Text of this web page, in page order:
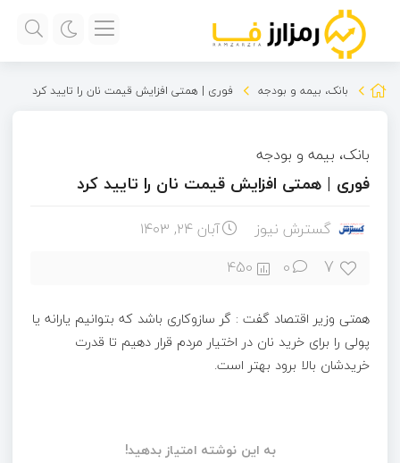
بانک، بیمه و بودجه فوری | همتی افزایش قیمت نان را تایید کرد
بانک، بیمه و بودجه
فوری | همتی افزایش قیمت نان را تایید کرد
گسترش نیوز آبان ۲۴, ۱۴۰۳
7
0
450
همتی وزیر اقتصاد گفت : گر سازوکاری باشد که بتوانیم یارانه یا
پولی را برای خرید نان در اختیار مردم قرار دهیم تا قدرت
خریدشان بالا برود بهتر است.
به این نوشته امتیاز بدهید!